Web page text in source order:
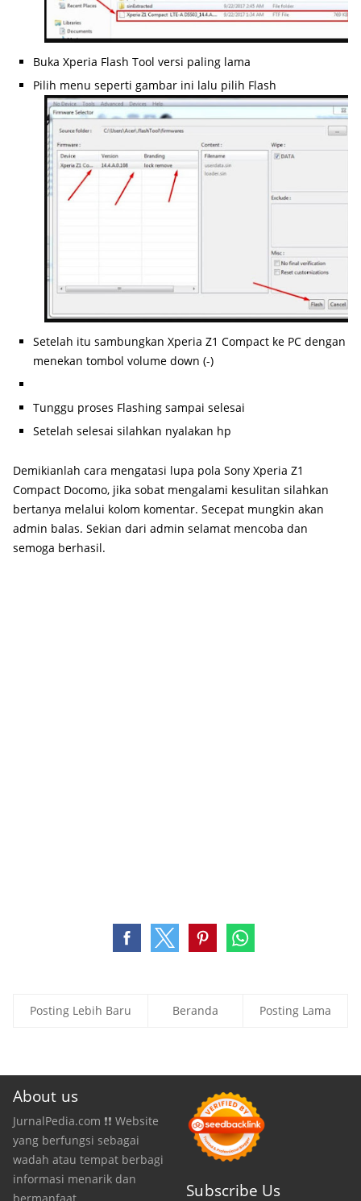
Buka Xperia Flash Tool versi paling lama
Pilih menu seperti gambar ini lalu pilih Flash
Setelah itu sambungkan Xperia Z1 Compact ke PC dengan
menekan tombol volume down (-)
Tunggu proses Flashing sampai selesai
Setelah selesai silahkan nyalakan hp
Demikianlah cara mengatasi lupa pola Sony Xperia Z1
Compact Docomo, jika sobat mengalami kesulitan silahkan
bertanya melalui kolom komentar. Secepat mungkin akan
admin balas. Sekian dari admin selamat mencoba dan
semoga berhasil.
Posting Lebih Baru Posting Lama
Beranda
About us
JurnalPedia.com ❗❗ Website
yang berfungsi sebagai
wadah atau tempat berbagi
informasi menarik dan
bermanfaat.
Subscribe Us